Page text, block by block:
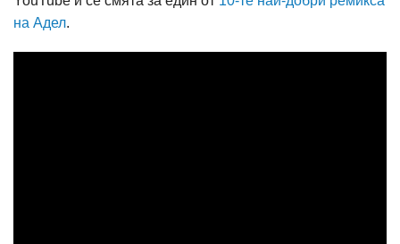
на Адел.